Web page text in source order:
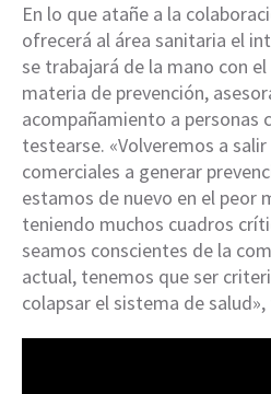
En lo que atañe a la
ofrecerá al área sanitaria el
se trabajará de la mano con
materia de prevención,
acompañamiento a personas
testearse. «Volveremos a
comerciales a generar
estamos de nuevo en el peor
teniendo muchos cuadros
seamos conscientes de la
actual, tenemos que ser
colapsar el sistema de